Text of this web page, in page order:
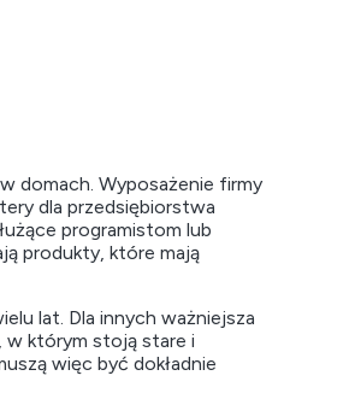
domach. Wyposażenie firmy
dla przedsiębiorstwa
programistom lub
produkty, które mają
lat. Dla innych ważniejsza
w którym stoją stare i
więc być dokładnie